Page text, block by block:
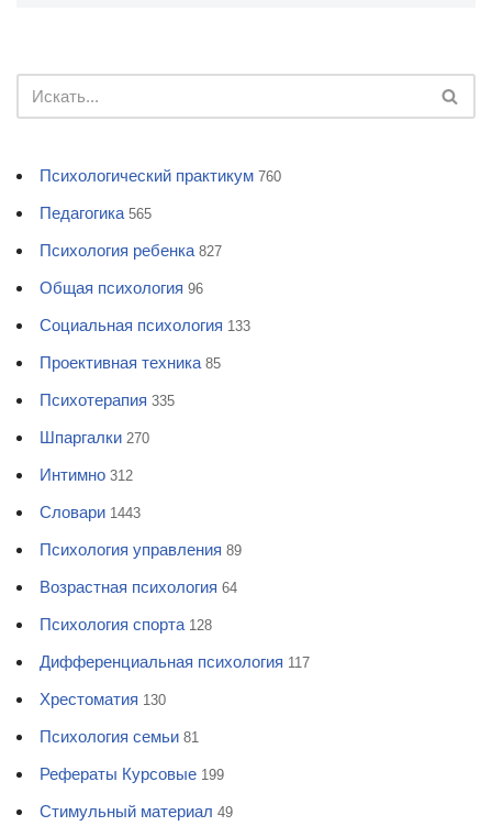
Психологический практикум 760
Педагогика 565
Психология ребенка 827
Общая психология 96
Социальная психология 133
Проективная техника 85
Психотерапия 335
Шпаргалки 270
Интимно 312
Словари 1443
Психология управления 89
Возрастная психология 64
Психология спорта 128
Дифференциальная психология 117
Хрестоматия 130
Психология семьи 81
Рефераты Курсовые 199
Стимульный материал 49